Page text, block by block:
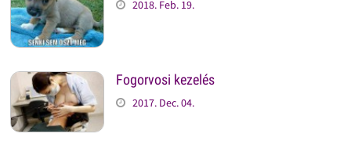
2018. Feb. 19.
Fogorvosi kezelés
2017. Dec. 04.